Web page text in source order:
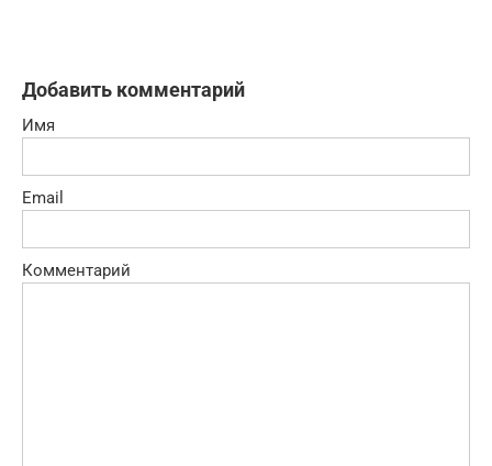
Добавить комментарий
Имя
Email
Комментарий